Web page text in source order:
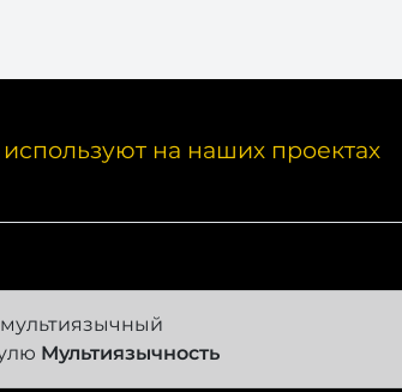
на наших проектах
мультиязычный
Мультиязычность